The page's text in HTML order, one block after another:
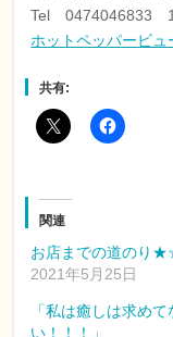
Tel 0474046833
ホットペッパービュ
共有:
関連
お店までの道のり
2021年5月25日
「私は癒しは求めて
い！！！」